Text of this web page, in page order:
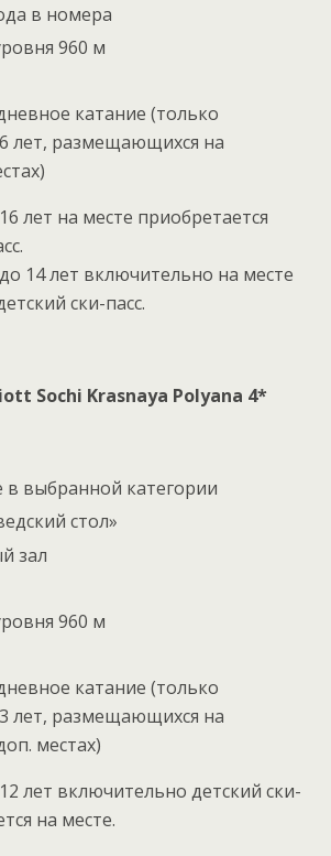
в номера
960 м
катание (только
лет, размещающихся на
лет на месте приобретается
14 лет включительно на месте
ски-пасс.
Sochi Krasnaya Polyana 4*
выбранной категории
стол»
зал
960 м
катание (только
лет, размещающихся на
местах)
лет включительно детский ски-
на месте.